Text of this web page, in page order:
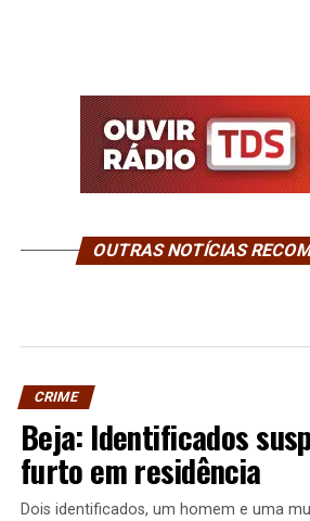
OUTRAS NOTÍCIAS
CRIME
Beja: Identificados
furto em residência
Dois identificados, um homem e uma